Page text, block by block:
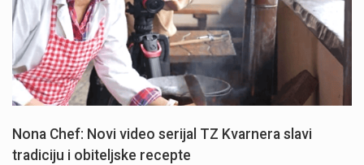
Nona Chef: Novi video serijal TZ Kvarnera slavi
tradiciju i obiteljske recepte